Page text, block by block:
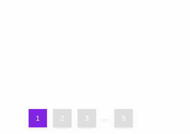
1 2 3 9